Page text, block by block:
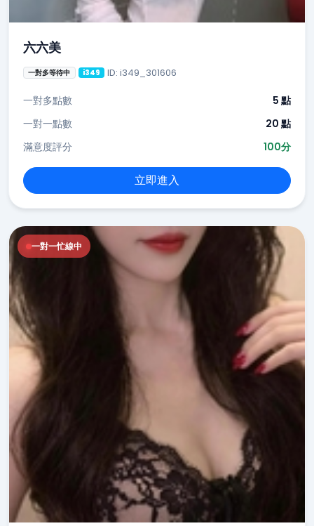
六六美
一對多等待中 i349 ID: i349_301606
一對多點數
5 點
一對一點數
20 點
滿意度評分
100分
立即進入
一對一忙線中